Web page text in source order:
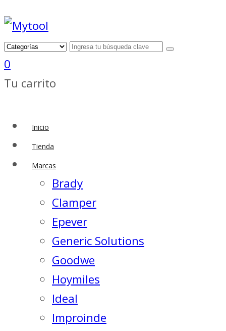
0
Tu carrito
Inicio
Tienda
Marcas
Brady
Clamper
Epever
Generic Solutions
Goodwe
Hoymiles
Ideal
Improinde